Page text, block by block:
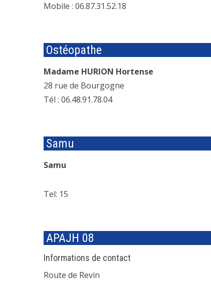
Mobile : 06.87.31.52.18
Ostéopathe
Madame HURION Hortense
28 rue de Bourgogne
Tél : 06.48.91.78.04
Samu
Samu
Tel: 15
APAJH 08
Informations de contact
Route de Revin